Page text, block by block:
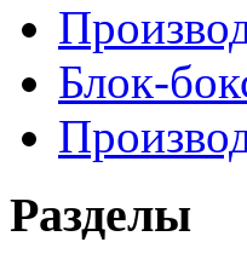
Блок-
Разделы